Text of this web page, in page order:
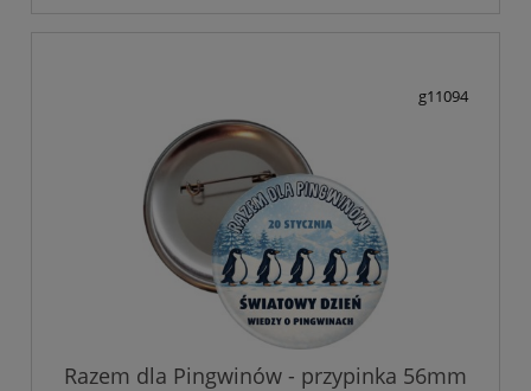
g11094
Razem dla Pingwinów - przypinka 56mm